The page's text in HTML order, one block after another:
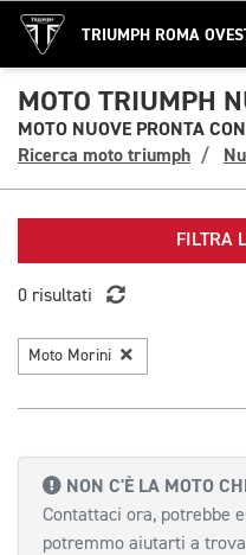
TRIUMPH ROMA
MOTO TRIUMPH
MOTO NUOVE PRONTA
Ricerca moto triumph
FILTRA
0 risultati
Moto Morini
NON C'È LA MOTO
Contattaci ora, potrebbe
potremmo aiutarti a